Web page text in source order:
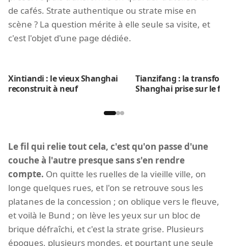
de cafés. Strate authentique ou strate mise en
scène ? La question mérite à elle seule sa visite, et
c'est l'objet d'une page dédiée.
Xintiandi : le vieux Shanghai
reconstruit à neuf
Tianzifang : la
Shanghai prise sur le
Le fil qui relie tout cela, c'est qu'on passe d'une
couche à l'autre presque sans s'en rendre
compte. On quitte les ruelles de la vieille ville, on
longe quelques rues, et l'on se retrouve sous les
platanes de la concession ; on oblique vers le fleuve,
et voilà le Bund ; on lève les yeux sur un bloc de
brique défraîchi, et c'est la strate grise. Plusieurs
époques, plusieurs mondes, et pourtant une seule